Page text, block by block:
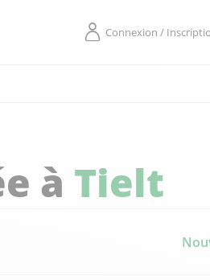
Connexion /
à Tielt